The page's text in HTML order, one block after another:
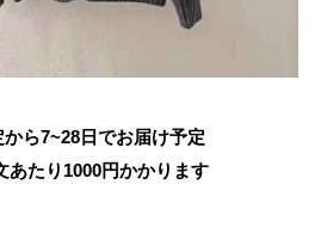
ら7~28日でお届け予定
あたり 1000円かかります